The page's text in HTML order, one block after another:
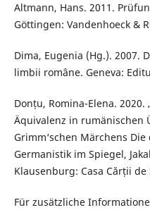
Altmann, Hans. 2011.
Göttingen: Vandenhoeck &
Dima, Eugenia (Hg.). 2007.
limbii române. Geneva:
Donțu, Romina-Elena.
Äquivalenz in rumänischen
Grimm‘schen Märchens
Germanistik im Spiegel,
Klausenburg: Casa Cărții de
Für zusätzliche